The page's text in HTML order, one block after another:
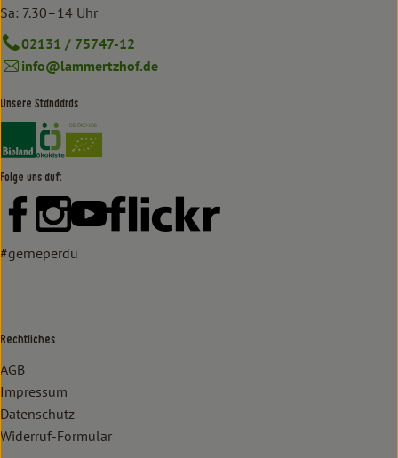
Sa: 7.30–14 Uhr
02131 / 75747-12
info@lammertzhof.de
Unsere Standards
Externer Link zu https://www.bioland.de/verbraucher
Externer Link zu https://www.oekokiste.de/
Folge uns auf:
Externer Link zu https://www.facebook.com/lammertzhof/
Externer Link zu https://www.instagram.com/
Externer Link zu https://www.youtube.com/
Externer Link zu https://
#gerneperdu
Rechtliches
AGB
Impressum
Datenschutz
Widerruf-Formular